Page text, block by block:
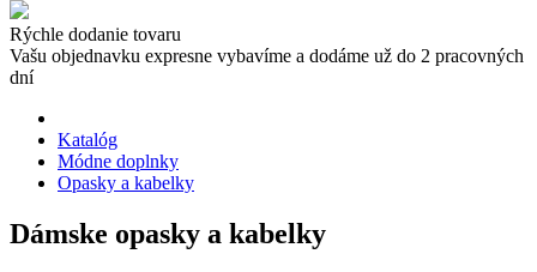
Rýchle dodanie tovaru
Vašu objednavku expresne vybavíme a dodáme už do 2 pracovných
dní
Katalóg
Módne doplnky
Opasky a kabelky
Dámske opasky a kabelky